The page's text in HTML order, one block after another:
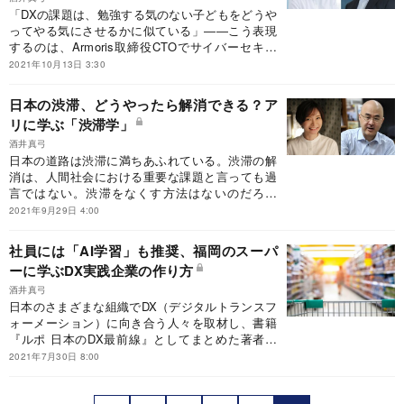
「DXの課題は、勉強する気のない子どもをどうや
ってやる気にさせるかに似ている」――こう表現
するのは、Armoris取締役CTOでサイバーセキュ
リティの専門家である鎌田敬介氏だ。日本企業の
のか？『ルポ 日本のDX最前線』筆者の酒井真弓
氏が鎌田氏に訊いた。
2021年10月13日 3:30
日本の渋滞、どうやったら解消できる？ア
リに学ぶ「渋滞学」
酒井真弓
日本の道路は渋滞に満ちあふれている。渋滞の解
消は、人間社会における重要な課題と言っても過
言ではない。渋滞をなくす方法はないのだろう
か？「アリの行列は渋滞しない」という事実に着
人者、東京大学先端科学技術研究センターの西成
活裕教授に、『ルポ 日本のDX最前線』筆者の酒
井真弓氏がインタビューする。
2021年9月29日 4:00
社員には「AI学習」も推奨、福岡のスーパ
ーに学ぶDX実践企業の作り方
酒井真弓
日本のさまざまな組織でDX（デジタルトランスフ
ォーメーション）に向き合う人々を取材し、書籍
『ルポ 日本のDX最前線』としてまとめた著者・
酒井真弓氏が、小売業界で注目した企業のひとつ
2021年7月30日 8:00